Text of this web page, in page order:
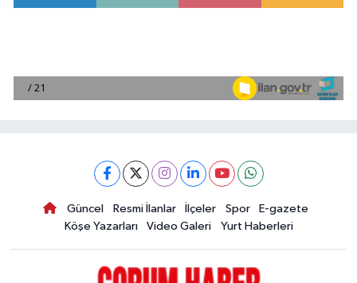
Güncel Resmi İlanlar İlçeler Spor
E-gazete
Köşe Yazarları
Video Galeri Yurt Haberleri